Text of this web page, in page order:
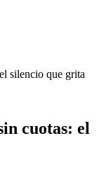
silencio que grita
cuotas: el